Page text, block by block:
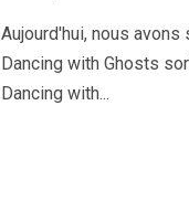
Aujourd'hui, nous
Dancing with Ghosts
Dancing with...